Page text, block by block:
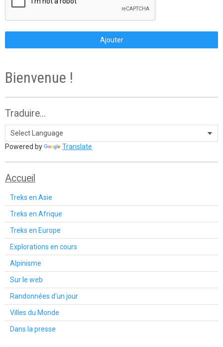
Ajouter
Bienvenue !
Traduire...
Powered by Translate
Accueil
Treks en Asie
Treks en Afrique
Treks en Europe
Explorations en cours
Alpinisme
Sur le web
Randonnées d'un jour
Villes du Monde
Dans la presse